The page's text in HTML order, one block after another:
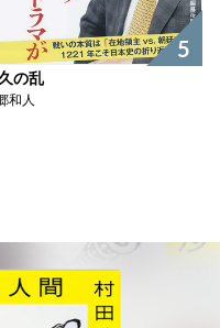
5
の乱
和人